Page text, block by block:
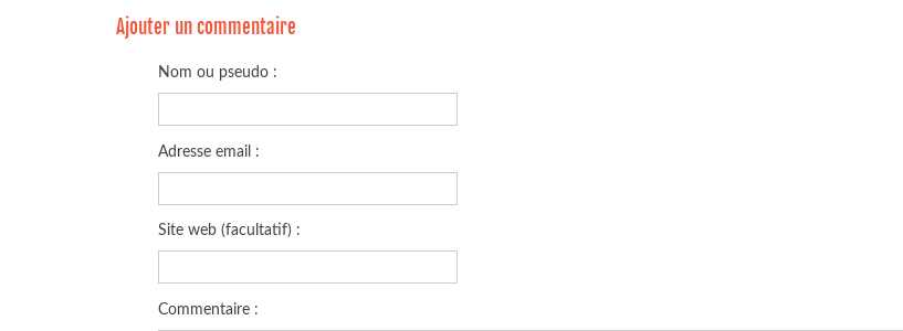
Ajouter un commentaire
Nom ou pseudo :
Adresse email :
Site web (facultatif) :
Commentaire :